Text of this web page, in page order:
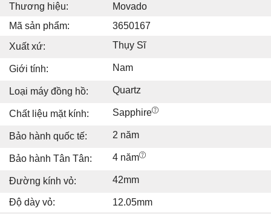
Thương hiệu:
Movado
Mã sản phẩm:
3650167
Xuất xứ:
Thụy Sĩ
Giới tính: Nam
Loại máy đồng hồ: Quartz
Chất liệu mặt kính: Sapphire
Bảo hành quốc tế: 2 năm
Bảo hành Tân Tân: 4 năm
Đường kính vỏ: 42mm
Độ dày vỏ:
12.05mm